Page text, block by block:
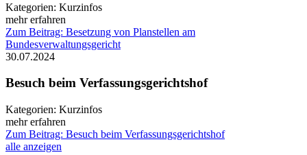
Kategorien: Kurzinfos
mehr erfahren
Zum Beitrag: Besetzung von Planstellen am
Bundesverwaltungsgericht
30.07.2024
Besuch beim Verfassungsgerichtshof
Kategorien: Kurzinfos
mehr erfahren
Zum Beitrag: Besuch beim Verfassungsgerichtshof
alle anzeigen